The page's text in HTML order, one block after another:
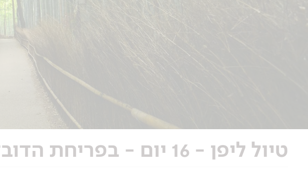
טיול ליפן - 16 יום - בפריחת הדובדבן ופריחות האביב